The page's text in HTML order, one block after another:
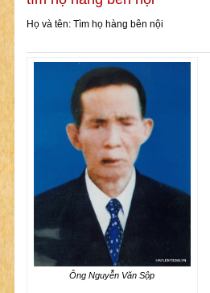
Họ và tên: Tìm họ hàng bên nội
Ông Nguyễn Văn Sộp